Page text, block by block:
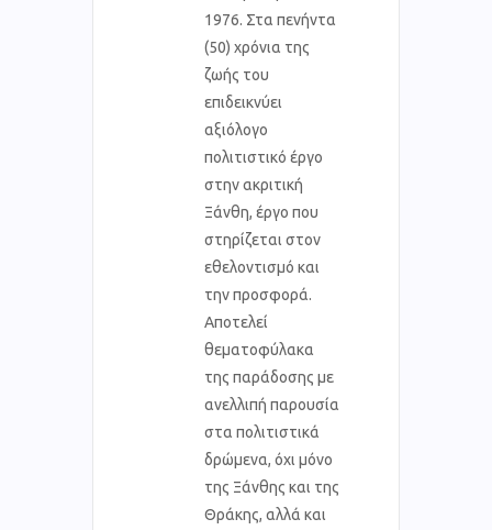
1976. Στα πενήντα
(50) χρόνια της
ζωής του
επιδεικνύει
αξιόλογο
πολιτιστικό έργο
στην ακριτική
Ξάνθη, έργο που
στηρίζεται στον
εθελοντισμό και
την προσφορά.
Αποτελεί
θεματοφύλακα
της παράδοσης με
ανελλιπή παρουσία
στα πολιτιστικά
δρώμενα, όχι μόνο
της Ξάνθης και της
Θράκης, αλλά και